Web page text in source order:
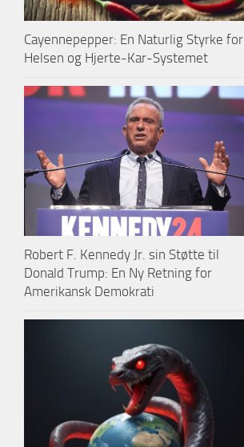
Cayennepepper: En Naturlig Styrke for
Helsen og Hjerte-Kar-Systemet
Robert F. Kennedy Jr. sin Støtte til
Donald Trump: En Ny Retning for
Amerikansk Demokrati